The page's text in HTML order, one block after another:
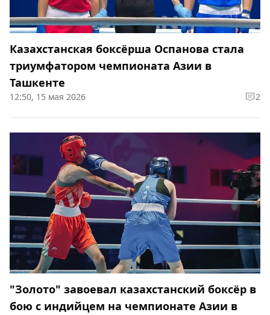
Казахстанская боксёрша Оспанова стала
триумфатором чемпионата Азии в
Ташкенте
12:50, 15 мая 2026 2
"Золото" завоевал казахстанский боксёр в
бою с индийцем на чемпионате Азии в